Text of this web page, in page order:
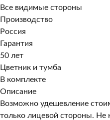
Все видимые стороны
Производство
Россия
Гарантия
50 лет
Цветник и тумба
В комплекте
Описание
Возможно удешевление
только лицевой стороны.